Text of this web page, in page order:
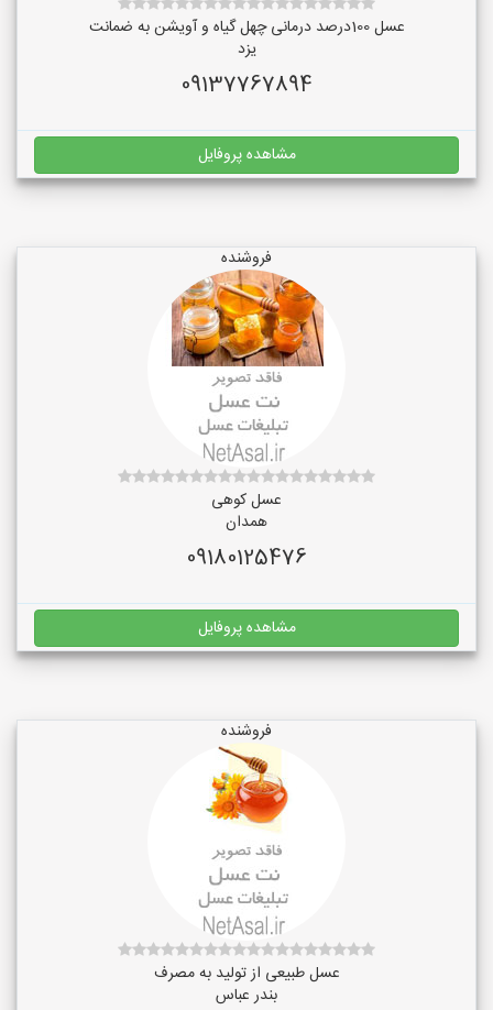
عسل 100درصد درمانی چهل گیاه و آویشن به ضمانت
یزد
09137767894
مشاهده پروفایل
فروشنده
عسل کوهی
همدان
09180125476
مشاهده پروفایل
فروشنده
عسل طبیعی از تولید به مصرف
بندر عباس